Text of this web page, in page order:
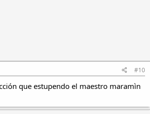
#10
que estupendo el maestro maramìn